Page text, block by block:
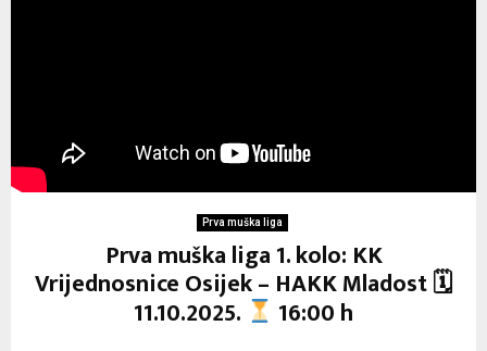
Prva muška liga
Prva muška liga 1. kolo: KK
Vrijednosnice Osijek – HAKK Mladost 🗓
11.10.2025. 16:00 h